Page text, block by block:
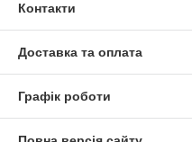
Контакти
Доставка та оплата
Графік роботи